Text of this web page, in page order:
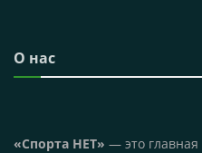
О нас
«Спорта НЕТ» — это главная